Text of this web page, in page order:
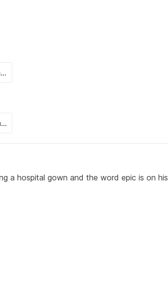
a hospital gown and the word epic is on his